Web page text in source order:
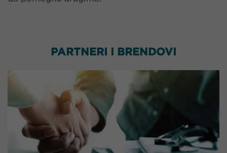
PARTNERI I BRENDOVI